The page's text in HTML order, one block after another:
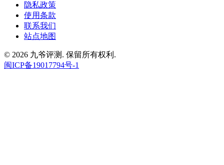
隐私政策
使用条款
联系我们
站点地图
© 2026 九爷评测. 保留所有权利.
闽ICP备19017794号-1